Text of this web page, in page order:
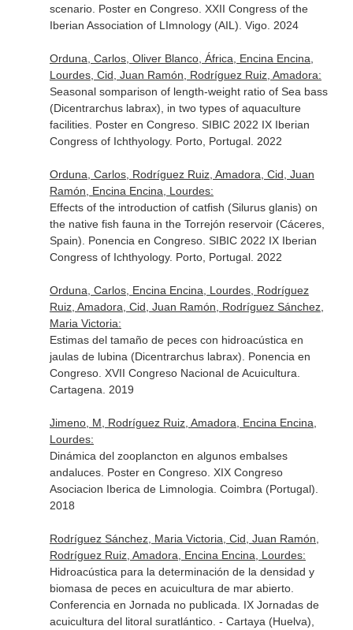
scenario. Poster en Congreso. XXII Congress of the
Iberian Association of LImnology (AIL). Vigo. 2024
Orduna, Carlos, Oliver Blanco, África, Encina Encina,
Lourdes, Cid, Juan Ramón, Rodríguez Ruiz, Amadora:
Seasonal somparison of length-weight ratio of Sea bass
(Dicentrarchus labrax), in two types of aquaculture
facilities. Poster en Congreso. SIBIC 2022 IX Iberian
Congress of Ichthyology. Porto, Portugal. 2022
Orduna, Carlos, Rodríguez Ruiz, Amadora, Cid, Juan
Ramón, Encina Encina, Lourdes:
Effects of the introduction of catfish (Silurus glanis) on
the native fish fauna in the Torrejón reservoir (Cáceres,
Spain). Ponencia en Congreso. SIBIC 2022 IX Iberian
Congress of Ichthyology. Porto, Portugal. 2022
Orduna, Carlos, Encina Encina, Lourdes, Rodríguez
Ruiz, Amadora, Cid, Juan Ramón, Rodríguez Sánchez,
Maria Victoria:
Estimas del tamaño de peces con hidroacústica en
jaulas de lubina (Dicentrarchus labrax). Ponencia en
Congreso. XVII Congreso Nacional de Acuicultura.
Cartagena. 2019
Jimeno, M, Rodríguez Ruiz, Amadora, Encina Encina,
Lourdes:
Dinámica del zooplancton en algunos embalses
andaluces. Poster en Congreso. XIX Congreso
Asociacion Iberica de Limnologia. Coimbra (Portugal).
2018
Rodríguez Sánchez, Maria Victoria, Cid, Juan Ramón,
Rodríguez Ruiz, Amadora, Encina Encina, Lourdes:
Hidroacústica para la determinación de la densidad y
biomasa de peces en acuicultura de mar abierto.
Conferencia en Jornada no publicada. IX Jornadas de
acuicultura del litoral suratlántico. - Cartaya (Huelva),